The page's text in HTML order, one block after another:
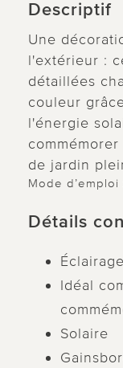
Descriptif
Une
l'extérieur :
détaillées
couleur
l'énergie
de jardin
Mode d’emploi
Détails
Idéal
Solaire